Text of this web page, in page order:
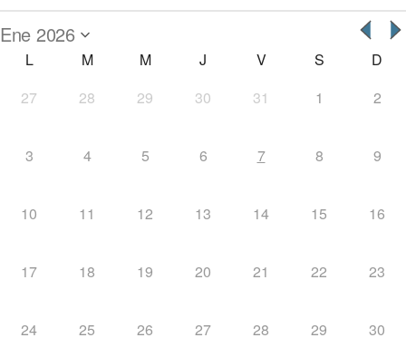
L M M J V S
D
27
28 29 30 31 1 2
3 4 5 6 7 8 9
10 11 12 13 14 15 16
17 18 19 20 21 22 23
24 25 26 27 28 29 30